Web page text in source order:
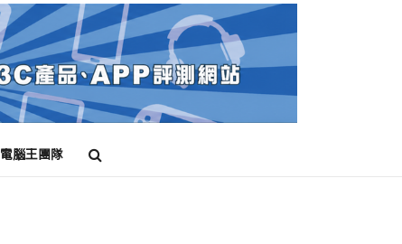
電腦王團隊